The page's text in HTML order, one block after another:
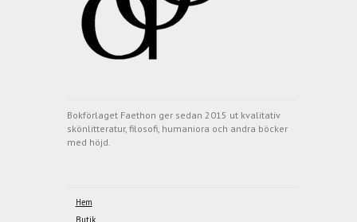
Bokförlaget Faethon ger sedan 2015 ut kvalitativ
skönlitteratur, filosofi, humaniora och andra böcker
med höjd.
Hem
Butik